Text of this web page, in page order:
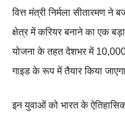
वित्त मंत्री निर्मला सीतारमण
क्षेत्र में करियर बनाने का एक
योजना के तहत देशभर में
गाइड के रूप में तैयार किया
इन युवाओं को भारत के